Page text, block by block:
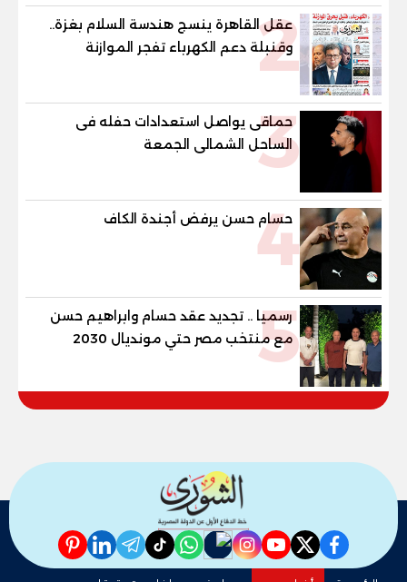
2
عقل القاهرة ينسج هندسة السلام بغزة..
وقنبلة دعم الكهرباء تفجر الموازنة
3
حماقى يواصل استعدادات حفله فى
الساحل الشمالى الجمعة
4
حسام حسن يرفض أجندة الكاف
5
رسميا .. تجديد عقد حسام وابراهيم حسن
مع منتخب مصر حتي مونديال 2030
facebook
twitter
youtube
instagram
nabd
whatsapp
tiktok
telegram
linkedin
pinterest